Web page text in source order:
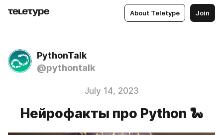
About Teletype Join
PythonTalk
@pythontalk
July 14, 2023
Нейрофакты про Python 🐍